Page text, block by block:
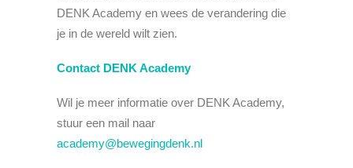
DENK Academy en wees de verandering die
je in de wereld wilt zien.
Contact DENK Academy
Wil je meer informatie over DENK Academy,
stuur een mail naar
academy@bewegingdenk.nl